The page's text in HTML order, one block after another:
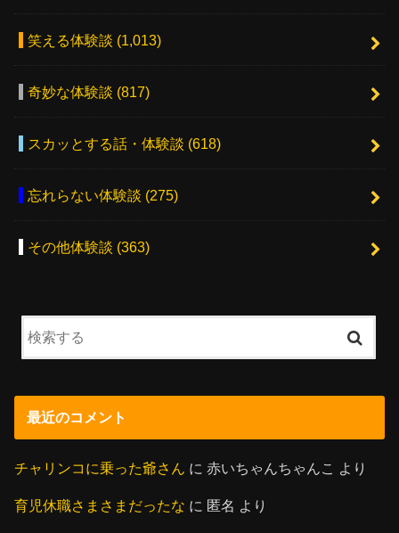
笑える体験談 (1,013)
奇妙な体験談 (817)
スカッとする話・体験談 (618)
忘れらない体験談 (275)
その他体験談 (363)
最近のコメント
チャリンコに乗った爺さん に赤いちゃんちゃんこ より
育児休職さまさまだったな に 匿名 より